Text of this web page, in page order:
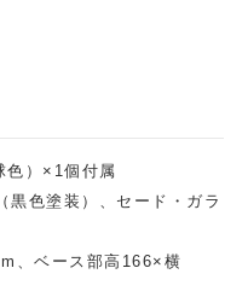
）×1個付属
色塗装）、セード・ガラ
、ベース部高166×横